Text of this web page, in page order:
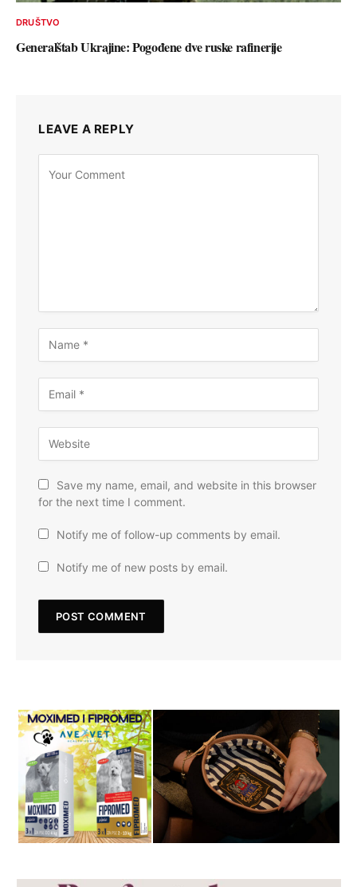
DRUŠTVO
Generalštab Ukrajine: Pogođene dve ruske rafinerije
LEAVE A REPLY
Save my name, email, and website in this browser
for the next time I comment.
Notify me of follow-up comments by email.
Notify me of new posts by email.